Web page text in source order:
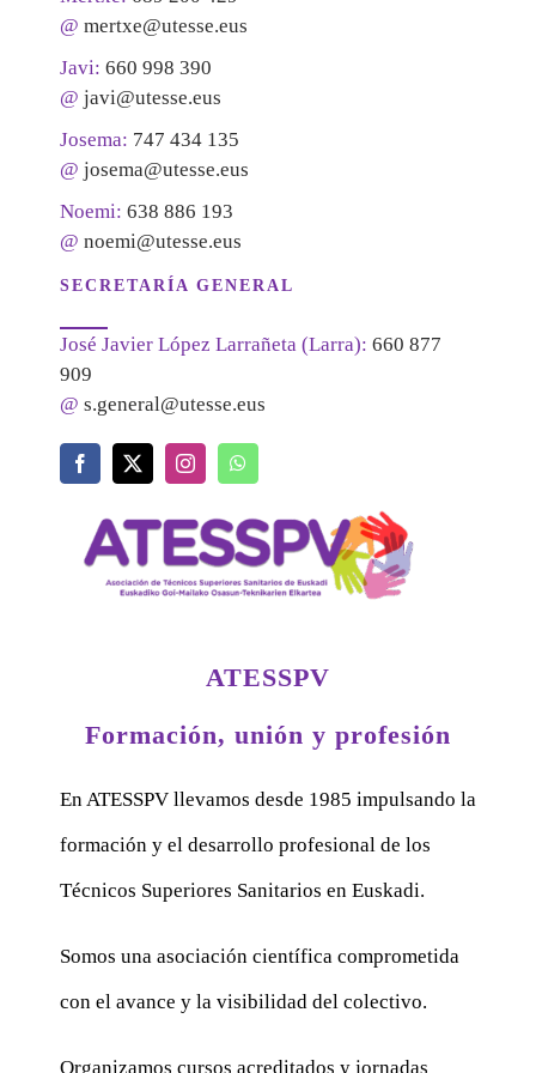
@ mertxe@utesse.eus
Javi: 660 998 390
@ javi@utesse.eus
Josema: 747 434 135
@ josema@utesse.eus
Noemi: 638 886 193
@ noemi@utesse.eus
SECRETARÍA GENERAL
José Javier López Larrañeta (Larra): 660 877
909
@ s.general@utesse.eus
ATESSPV
Formación, unión y profesión
En ATESSPV llevamos desde 1985 impulsando la
formación y el desarrollo profesional de los
Técnicos Superiores Sanitarios en Euskadi.
Somos una asociación científica comprometida
con el avance y la visibilidad del colectivo.
Organizamos cursos acreditados y jornadas